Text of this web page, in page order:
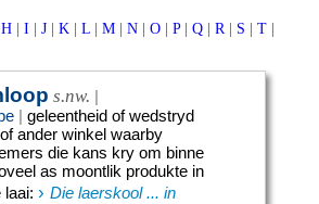
H | I | J | K | L | M | N | O | P | Q | R | S | T |
s.nw. |
| geleentheid of wedstryd
ander winkel waarby
die kans kry om binne
as moontlik produkte in
laai:› Die laerskool ... in